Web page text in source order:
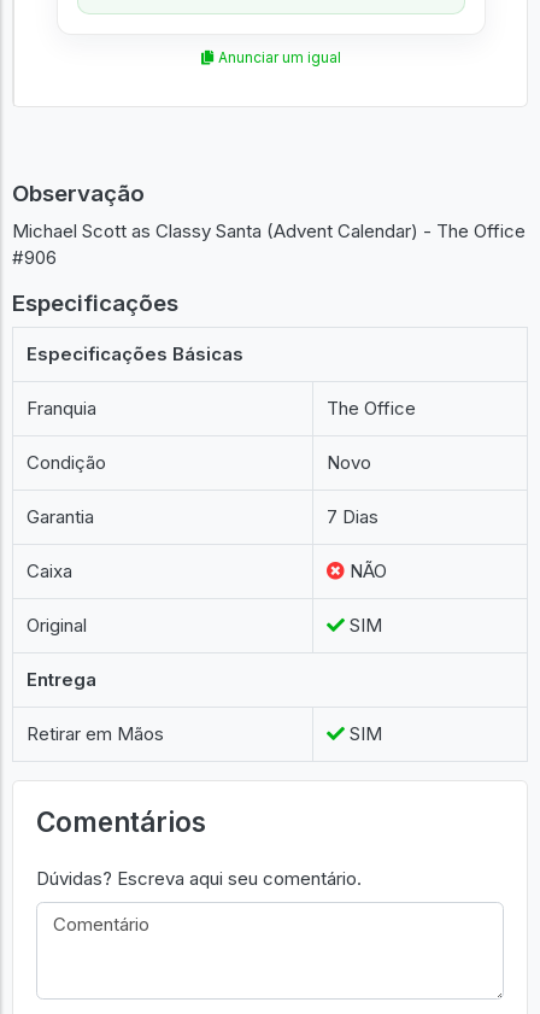
Anunciar um igual
Observação
Michael Scott as Classy Santa (Advent Calendar) - The Office
#906
Especificações
Especificações Básicas
Franquia The Office
Condição Novo
Garantia 7 Dias
Caixa NÃO
Original SIM
Entrega
Retirar em Mãos SIM
Comentários
Dúvidas? Escreva aqui seu comentário.